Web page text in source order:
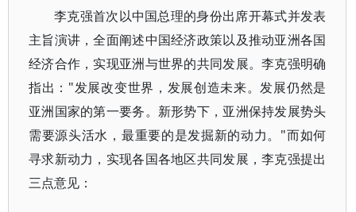
李克强首次以中国总理的身份出席开幕式并发表
主旨演讲，全面阐述中国经济政策以及推动亚洲各国
经济合作，实现亚洲与世界的共同发展。李克强明确
指出："发展改变世界，发展创造未来。发展仍然是
亚洲国家的第一要务。新形势下，亚洲保持发展势头
需要源头活水，最重要的是发掘新的动力。"而如何
寻求新动力，实现各国各地区共同发展，李克强提出
三点意见：